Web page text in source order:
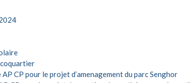
CP pour le projet d’amenagement du parc Senghor